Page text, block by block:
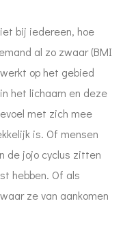
bij iedereen, hoe
al zo zwaar (BMI
op het gebied
het lichaam en deze
met zich mee
is. Of mensen
de jojo cyclus zitten
hebben. Of als
ze van aankomen